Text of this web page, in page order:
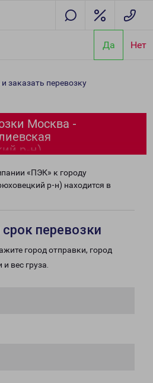
Да Нет
р-н)
заказать перевозку
Москва -
р-н)
«ПЭК» к городу
р-н) находится в
перевозки
город отправки, город
вес груза.